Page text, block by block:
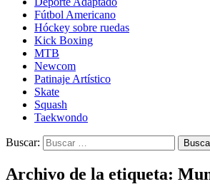
Fútbol Americano
Hóckey sobre ruedas
Kick Boxing
MTB
Newcom
Patinaje Artístico
Skate
Squash
Taekwondo
Buscar:
Archivo de la etiqueta: